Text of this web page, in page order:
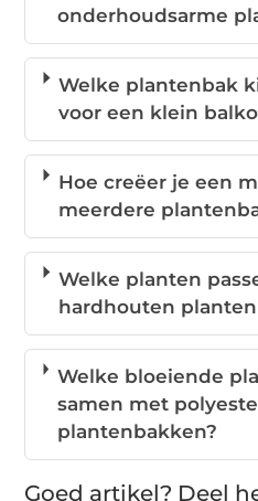
onderhoudsarme
Welke plantenbak
voor een klein
Hoe creëer je een
meerdere
Welke planten
hardhouten
Welke bloeiende
samen met
plantenbakken?
Goed artikel? Deel